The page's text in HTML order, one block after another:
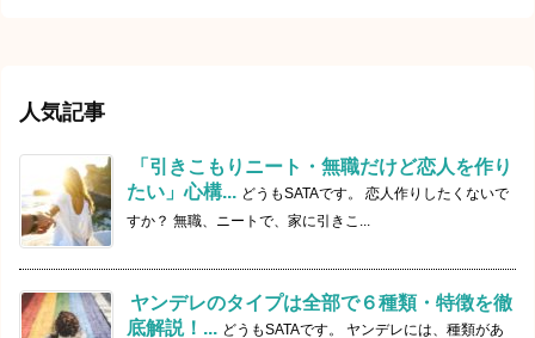
人気記事
「引きこもりニート・無職だけど恋人を作り
たい」心構... どうもSATAです。 恋人作りしたくないで
すか？ 無職、ニートで、家に引きこ...
ヤンデレのタイプは全部で６種類・特徴を徹
底解説！... どうもSATAです。 ヤンデレには、種類があ